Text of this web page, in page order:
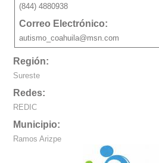
(844) 4880938
Correo Electrónico:
autismo_coahuila@msn.com
Región:
Sureste
Redes:
REDIC
Municipio:
Ramos Arizpe